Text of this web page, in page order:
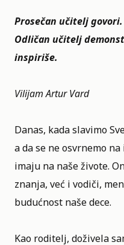
Prosečan učitelj
Odličan učitelj
inspiriše.
Vilijam Artur Vard
Danas, kada slavimo
a da se ne osvrnemo
imaju na naše živote.
znanja, već i vodiči,
budućnost naše dece.
Kao roditelj, doživela